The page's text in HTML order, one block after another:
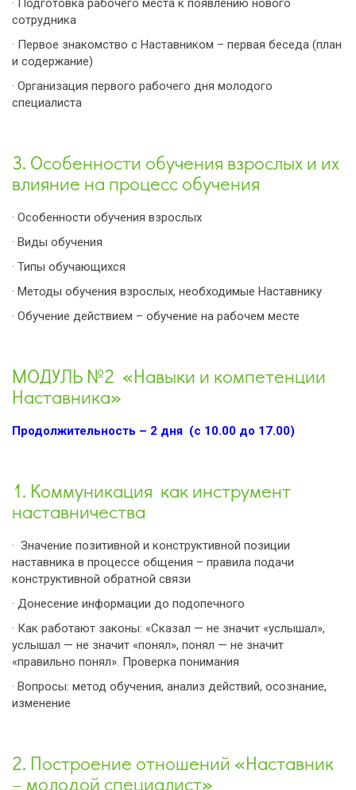
· Подготовка рабочего места к появлению нового
сотрудника
· Первое знакомство с Наставником – первая беседа (план
и содержание)
· Организация первого рабочего дня молодого
специалиста
3. Особенности обучения взрослых и их
влияние на процесс обучения
· Особенности обучения взрослых
· Виды обучения
· Типы обучающихся
· Методы обучения взрослых, необходимые Наставнику
· Обучение действием – обучение на рабочем месте
МОДУЛЬ №2 «Навыки и компетенции
Наставника»
Продолжительность – 2 дня (с 10.00 до 17.00)
1. Коммуникация как инструмент
наставничества
· Значение позитивной и конструктивной позиции
наставника в процессе общения – правила подачи
конструктивной обратной связи
· Донесение информации до подопечного
· Как работают законы: «Сказал — не значит «услышал»,
услышал — не значит «понял», понял — не значит
«правильно понял». Проверка понимания
· Вопросы: метод обучения, анализ действий, осознание,
изменение
2. Построение отношений «Наставник
– молодой специалист»